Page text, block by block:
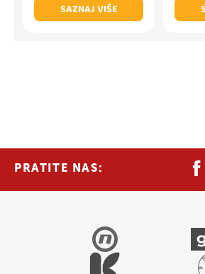
SAZNAJ VIŠE
PRATITE NAS: